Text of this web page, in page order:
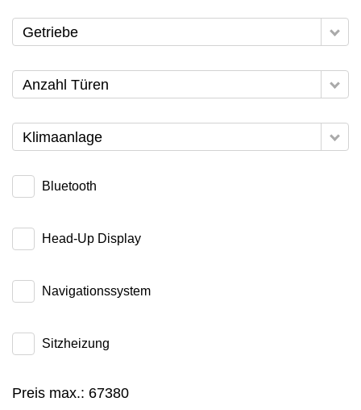
Getriebe
Anzahl Türen
Klimaanlage
Bluetooth
Head-Up Display
Navigationssystem
Sitzheizung
Preis max.: 67380